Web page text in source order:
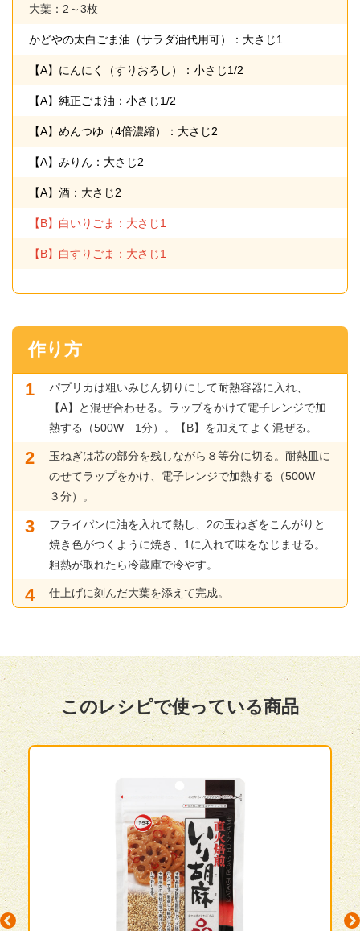
大葉：2～3枚
かどやの太白ごま油（サラダ油代用可）：大さじ1
【A】にんにく（すりおろし）：小さじ1/2
【A】純正ごま油：小さじ1/2
【A】めんつゆ（4倍濃縮）：大さじ2
【A】みりん：大さじ2
【A】酒：大さじ2
【B】白いりごま：大さじ1
【B】白すりごま：大さじ1
作り方
パプリカは粗いみじん切りにして耐熱容器に入れ、
【A】と混ぜ合わせる。ラップをかけて電子レンジで加
熱する（500W 1分）。【B】を加えてよく混ぜる。
玉ねぎは芯の部分を残しながら８等分に切る。耐熱皿に
のせてラップをかけ、電子レンジで加熱する（500W
３分）。
フライパンに油を入れて熱し、2の玉ねぎをこんがりと
焼き色がつくように焼き、1に入れて味をなじませる。
粗熱が取れたら冷蔵庫で冷やす。
仕上げに刻んだ大葉を添えて完成。
このレシピで使っている商品